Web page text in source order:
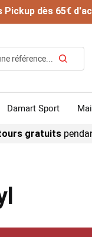
dès 65€
Damart Sport
gratuits